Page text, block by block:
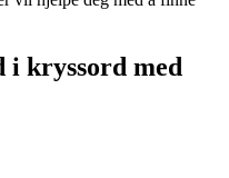
kryssord med